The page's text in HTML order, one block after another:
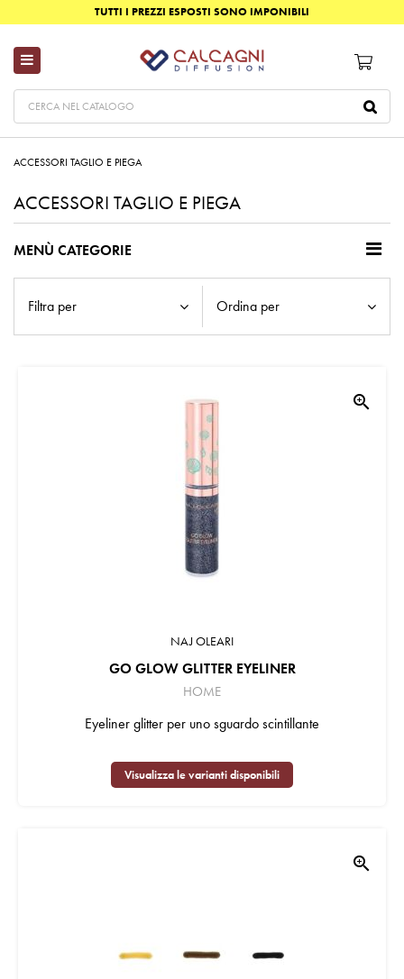
TUTTI I PREZZI ESPOSTI SONO IMPONIBILI
ACCESSORI TAGLIO E PIEGA
ACCESSORI TAGLIO E PIEGA
MENÙ CATEGORIE
Filtra per Ordina per
zoom_in
NAJ OLEARI
GO GLOW GLITTER EYELINER
HOME
Eyeliner glitter per uno sguardo scintillante
Visualizza le varianti disponibili
zoom_in